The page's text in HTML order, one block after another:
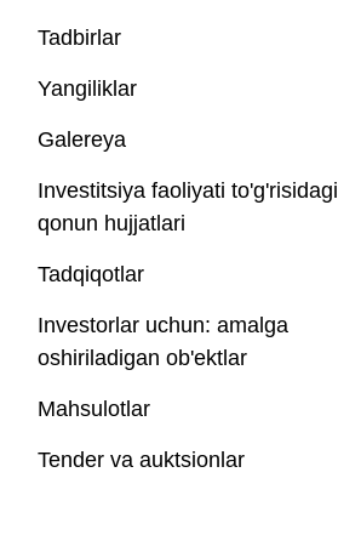
Tadbirlar
Yangiliklar
Galereya
Investitsiya faoliyati to'g'risidagi
qonun hujjatlari
Tadqiqotlar
Investorlar uchun: amalga
oshiriladigan ob'ektlar
Mahsulotlar
Tender va auktsionlar